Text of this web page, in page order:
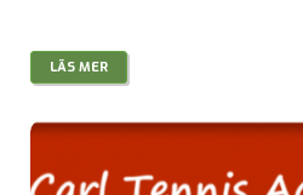
LÄS MER